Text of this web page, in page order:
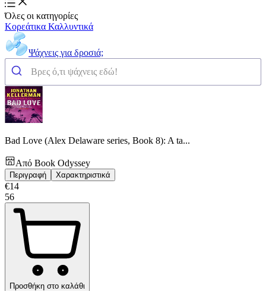
Όλες οι κατηγορίες
Κορεάτικα Καλλυντικά
Ψάχνεις για δροσιά;
Bad Love (Alex Delaware series, Book 8): A ta...
Από Book Odyssey
Περιγραφή Χαρακτηριστικά
€14
56
Προσθήκη στο καλάθι